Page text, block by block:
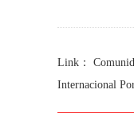
Link：
Internacional